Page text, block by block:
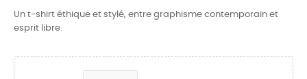
Un t-shirt éthique et stylé, entre graphisme contemporain et
esprit libre.